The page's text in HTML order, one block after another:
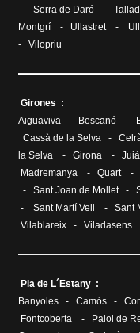
- Serra de Daró -
Montgrí - Ullastret-
- Vilopriu
Girones :
Aiguaviva - Bescanó -
Cassà de la Selva -
la Selva - Girona - Juià
Madremanya - Quart-
- Sant Joan de Mollet-
- Sant Martí Vell - Sant
Vilablareix - Viladasens
Pla de L´Estany :
Banyoles - Camós -
Fontcoberta - Palol de